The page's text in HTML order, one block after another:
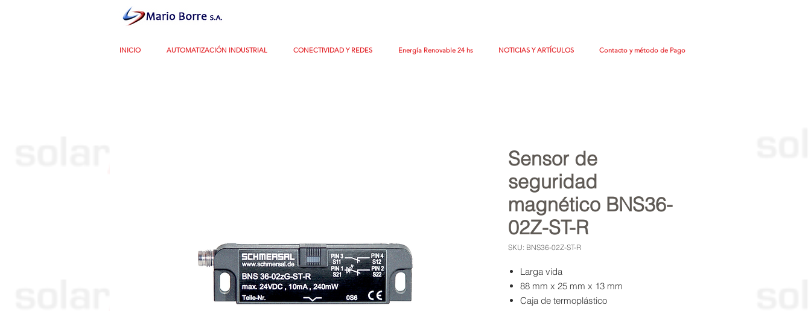
INICIO AUTOMATIZACIÓN INDUSTRIAL CONECTIVIDAD Y REDES Energía Renovable 24 hs NOTICIAS Y ARTÍCULOS Contacto y método de Pago
Sensor de
seguridad
magnético BNS36-
02Z-ST-R
SKU: BNS36-02Z-ST-R
Larga vida
88 mm x 25 mm x 13 mm
Caja de termoplástico